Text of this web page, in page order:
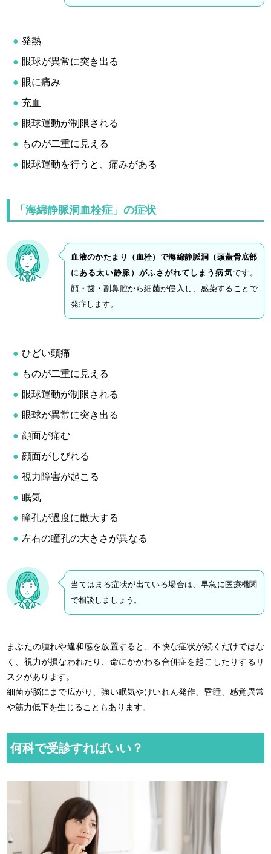
発熱
眼球が異常に突き出る
眼に痛み
充血
眼球運動が制限される
ものが二重に見える
眼球運動を行うと、痛みがある
「海綿静脈洞血栓症」の症状
血液のかたまり（血栓）で海綿静脈洞（頭蓋骨底部
にある太い静脈）がふさがれてしまう病気です。
顔・歯・副鼻腔から細菌が侵入し、感染することで
発症します。
ひどい頭痛
ものが二重に見える
眼球運動が制限される
眼球が異常に突き出る
顔面が痛む
顔面がしびれる
視力障害が起こる
眠気
瞳孔が過度に散大する
左右の瞳孔の大きさが異なる
当てはまる症状が出ている場合は、早急に医療機関
で相談しましょう。
まぶたの腫れや違和感を放置すると、不快な症状が続くだけではな
く、視力が損なわれたり、命にかかわる合併症を起こしたりするリ
スクがあります。
細菌が脳にまで広がり、強い眠気やけいれん発作、昏睡、感覚異常
や筋力低下を生じることもあります。
何科で受診すればいい？